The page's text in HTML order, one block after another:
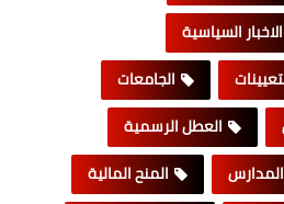
الاخبار السياسية
الجامعات
العطل الرسمية
المدارس
المنح المالية